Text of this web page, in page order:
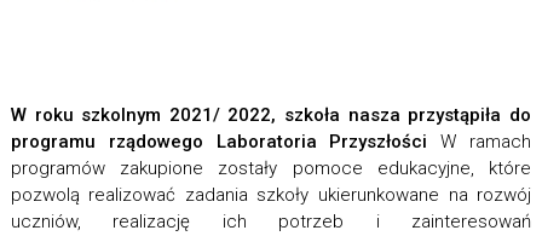
W roku szkolnym 2021/ 2022, szkoła nasza przystąpiła do
programu rządowego Laboratoria PrzyszłościW ramach
programów zakupione zostały pomoce edukacyjne, które
pozwolą realizować zadania szkoły ukierunkowane na rozwój
uczniów, realizację ich potrzeb i zainteresowań